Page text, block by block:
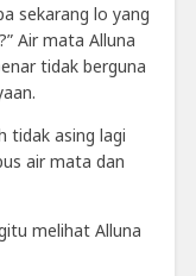
sekarang lo yang
Air mata Alluna
tidak berguna
tidak asing lagi
air mata dan
melihat Alluna